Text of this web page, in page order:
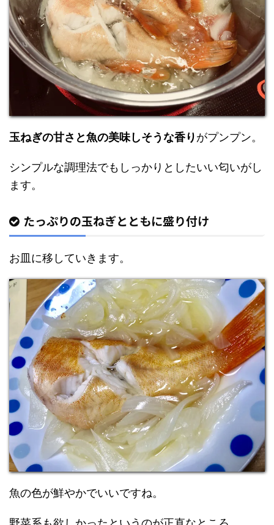
玉ねぎの甘さと魚の美味しそうな香りがプンプン。
シンプルな調理法でもしっかりとしたいい匂いがし
ます。
たっぷりの玉ねぎとともに盛り付け
お皿に移していきます。
魚の色が鮮やかでいいですね。